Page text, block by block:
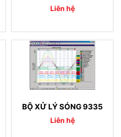
Liên hệ
BỘ XỬ LÝ SÓNG 9335
Liên hệ